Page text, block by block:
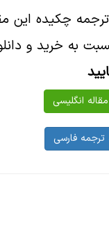
با شناسه 2009168
به خرید و